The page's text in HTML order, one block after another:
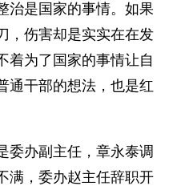
治是国家的事情。如果
，伤害却是实实在在发
着为了国家的事情让自
通干部的想法，也是红
委办副主任，章永泰调
满，委办赵主任辞职开